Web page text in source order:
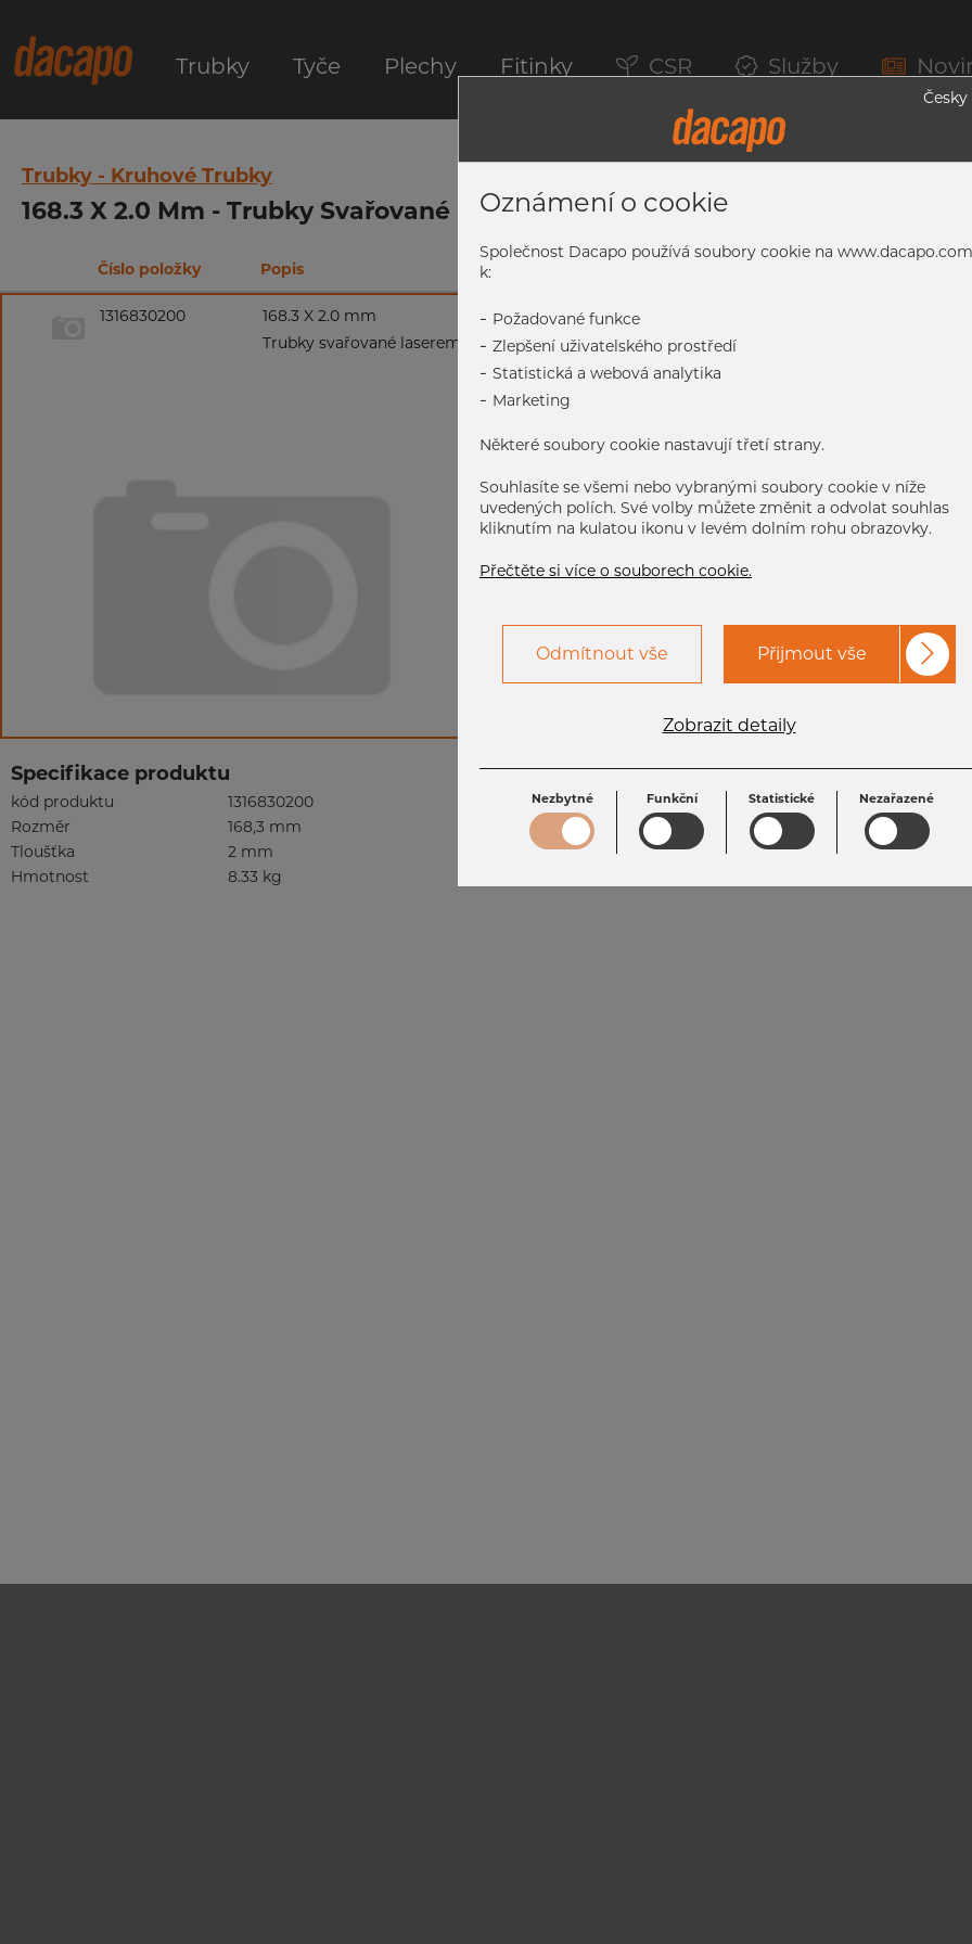
Trubky Tyče Plechy Fitinky CSR Služby
Trubky - Kruhové Trubky
168.3 X 2.0 Mm - Trubky Svařované Laserem, 1.4307, EN 10217-7, Nežíhaná,
Číslo položky Popis
1316830200
168.3 X 2.0 mm
Trubky svařované laserem, 1.4307, EN 10217-7, nežíhaná, mořený
Specifikace produktu
kód produktu
1316830200
Rozměr
168,3 mm
Tloušťka
2 mm
Hmotnost
8.33 kg
Česky
Oznámení o cookie
Společnost Dacapo používá soubory cookie na www.dacapo.com
k:
- Požadované funkce
- Zlepšení uživatelského prostředí
- Statistická a webová analytika
- Marketing
Některé soubory cookie nastavují třetí strany.
Souhlasíte se všemi nebo vybranými soubory cookie v níže
uvedených polích. Své volby můžete změnit a odvolat souhlas
kliknutím na kulatou ikonu v levém dolním rohu obrazovky.
Přečtěte si více o souborech cookie.
Odmítnout vše Přijmout vše
Zobrazit detaily
Nezbytné Funkční Statistické Nezařazené